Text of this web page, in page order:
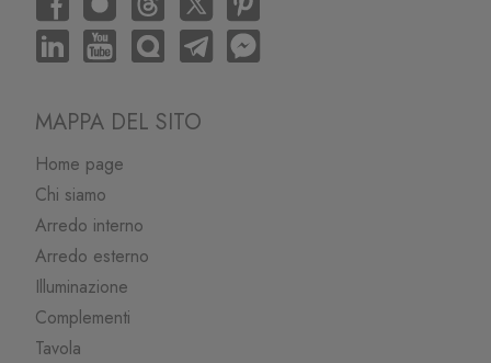
MAPPA DEL SITO
Home page
Chi siamo
Arredo interno
Arredo esterno
Illuminazione
Complementi
Tavola